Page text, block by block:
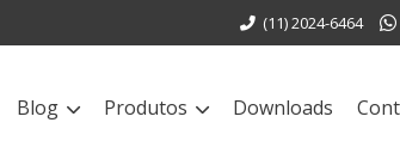
(11) 2024-6464
Blog Produtos Downloads